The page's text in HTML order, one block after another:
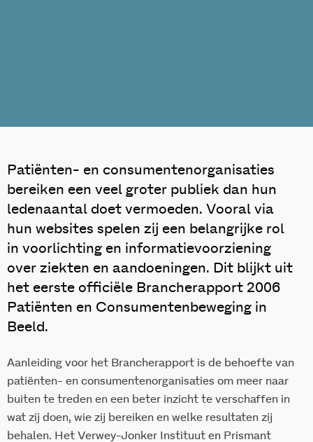
Patiënten- en consumentenorganisaties
bereiken een veel groter publiek dan hun
ledenaantal doet vermoeden. Vooral via
hun websites spelen zij een belangrijke rol
in voorlichting en informatievoorziening
over ziekten en aandoeningen. Dit blijkt uit
het eerste officiële Brancherapport 2006
Patiënten en Consumentenbeweging in
Beeld.
Aanleiding voor het Brancherapport is de behoefte van
patiënten- en consumentenorganisaties om meer naar
buiten te treden en een beter inzicht te verschaffen in
wat zij doen, wie zij bereiken en welke resultaten zij
behalen. Het Verwey-Jonker Instituut en Prismant